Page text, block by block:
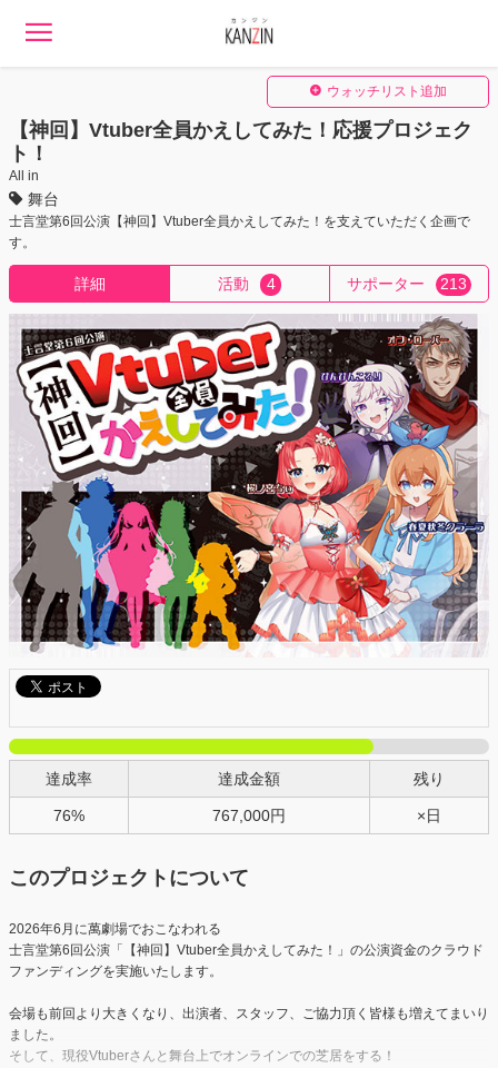
ウォッチリスト追加
【神回】Vtuber全員かえしてみた！応援プロジェク
ト！
All in
舞台
士言堂第6回公演【神回】Vtuber全員かえしてみた！を支えていただく企画で
す。
詳細 活動 4 サポーター 213
達成率 達成金額 残り
76% 767,000円 ×日
このプロジェクトについて
2026年6月に萬劇場でおこなわれる
士言堂第6回公演「【神回】Vtuber全員かえしてみた！」の公演資金のクラウド
ファンディングを実施いたします。
会場も前回より大きくなり、出演者、スタッフ、ご協力頂く皆様も増えてまいり
ました。
そして、現役Vtuberさんと舞台上でオンラインでの芝居をする！